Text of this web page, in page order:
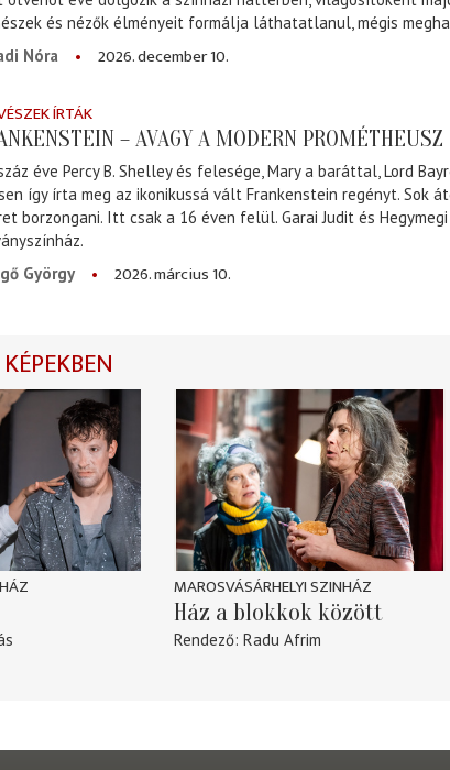
és nézők élményeit formálja láthatatlanul, mégis
Nóra
2026. december 10.
ÍRTÁK
– AVAGY A MODERN PROMÉTHEUSZ
éve Percy B. Shelley és felesége, Mary a baráttal, Lord
így írta meg az ikonikussá vált Frankenstein regényt. Sok
borzongani. Itt csak a 16 éven felül. Garai Judit és
György
2026. március 10.
MAROSVÁSÁRHELYI SZINHÁZ
Ház a blokkok között
Rendező Radu Afrim